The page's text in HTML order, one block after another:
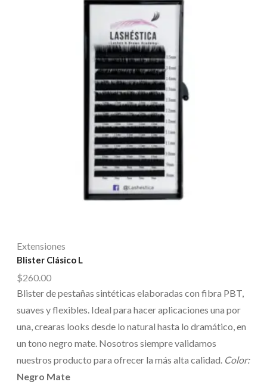
Extensiones
Blister Clásico L
$260.00
Blister de pestañas sintéticas elaboradas con fibra PBT,
suaves y flexibles. Ideal para hacer aplicaciones una por
una, crearas looks desde lo natural hasta lo dramático, en
un tono negro mate. Nosotros siempre validamos
nuestros producto para ofrecer la más alta calidad. Color:
Negro Mate